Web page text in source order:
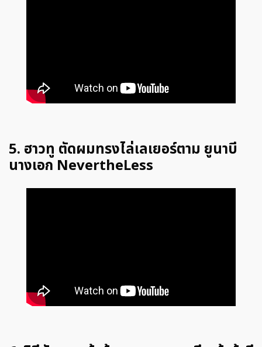
5. ฮาวทู ตัดผมทรงไล่เลเยอร์ตาม ยูนาบี
นางเอก NevertheLess